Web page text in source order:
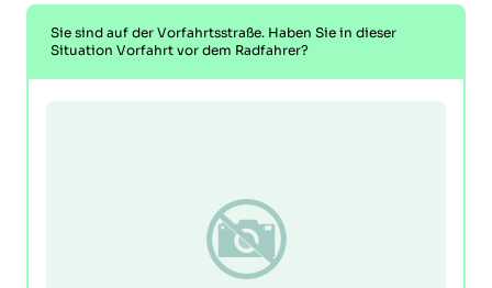
Sie sind auf der Vorfahrtsstraße. Haben Sie in dieser
Situation Vorfahrt vor dem Radfahrer?